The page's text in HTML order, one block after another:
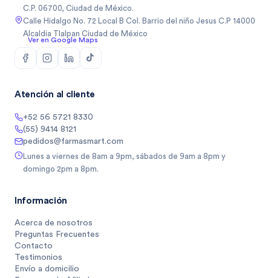
C.P. 06700, Ciudad de México.
Calle Hidalgo No. 72 Local B Col. Barrio del niño Jesus C.P 14000
Alcaldia Tlalpan Ciudad de México
Ver en Google Maps
Atención al cliente
+52 56 5721 8330
(55) 9414 8121
pedidos@farmasmart.com
Lunes a viernes de 8am a 9pm, sábados de 9am a 8pm y
domingo 2pm a 8pm.
Información
Acerca de nosotros
Preguntas Frecuentes
Contacto
Testimonios
Envío a domicilio